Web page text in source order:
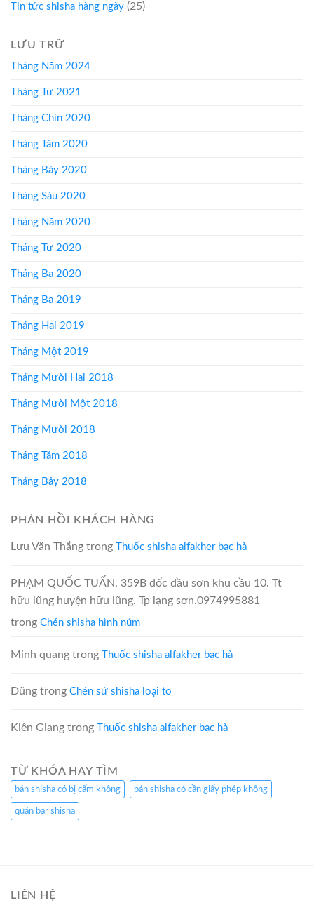
Tin tức shisha hàng ngày (25)
LƯU TRỮ
Tháng Năm 2024
Tháng Tư 2021
Tháng Chín 2020
Tháng Tám 2020
Tháng Bảy 2020
Tháng Sáu 2020
Tháng Năm 2020
Tháng Tư 2020
Tháng Ba 2020
Tháng Ba 2019
Tháng Hai 2019
Tháng Một 2019
Tháng Mười Hai 2018
Tháng Mười Một 2018
Tháng Mười 2018
Tháng Tám 2018
Tháng Bảy 2018
PHẢN HỒI KHÁCH HÀNG
Lưu Văn Thắng trong Thuốc shisha alfakher bạc hà
PHẠM QUỐC TUẤN. 359B dốc đầu sơn khu cầu 10. Tt
hữu lũng huyện hữu lũng. Tp lạng sơn.0974995881
trong Chén shisha hình núm
Minh quang trong Thuốc shisha alfakher bạc hà
Dũng trong Chén sứ shisha loại to
Kiên Giang trong Thuốc shisha alfakher bạc hà
TỪ KHÓA HAY TÌM
bán shisha có bị cấm không bán shisha có cần giấy phép không
quán bar shisha
LIÊN HỆ